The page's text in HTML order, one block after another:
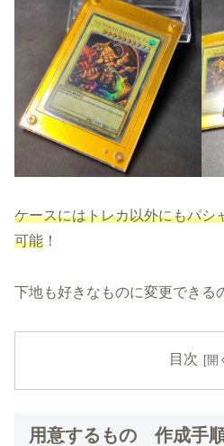
ケースにはトレカ以外にもパシ
可能 ！
下地も好きなものに変更できる
目次
用意するもの 作成手